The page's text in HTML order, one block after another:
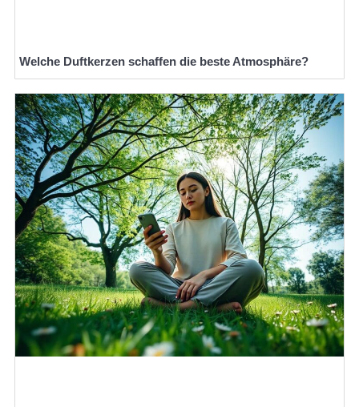
Welche Duftkerzen schaffen die beste Atmosphäre?